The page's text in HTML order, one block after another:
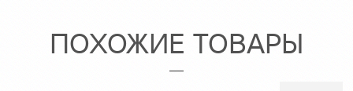
ПОХОЖИЕ ТОВАРЫ